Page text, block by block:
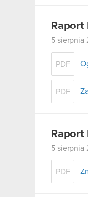
Raport
5 sierpnia
PDF
PDF
Raport
5 sierpnia
PDF